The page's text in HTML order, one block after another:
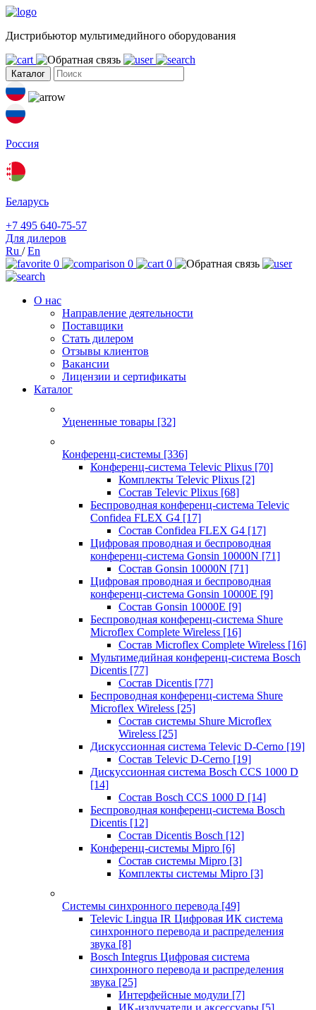
Дистрибьютор мультимедийного оборудования
Каталог
Россия
Беларусь
+7 495 640-75-57
Для дилеров
Ru /En
0
0 0
О нас
Направление деятельности
Поставщики
Стать дилером
Отзывы клиентов
Вакансии
Лицензии и сертификаты
Каталог
Уцененные товары [32]
Конференц-системы [336]
Конференц-система Televic Plixus [70]
Комплекты Televic Plixus [2]
Состав Televic Plixus [68]
Беспроводная конференц-система Televic
Confidea FLEX G4 [17]
Состав Confidea FLEX G4 [17]
Цифровая проводная и беспроводная
конференц-система Gonsin 10000N [71]
Состав Gonsin 10000N [71]
Цифровая проводная и беспроводная
конференц-система Gonsin 10000E [9]
Состав Gonsin 10000E [9]
Беспроводная конференц-система Shure
Microflex Complete Wireless [16]
Состав Microflex Complete Wireless [16]
Мультимедийная конференц-система Bosch
Dicentis [77]
Состав Dicentis [77]
Беспроводная конференц-система Shure
Microflex Wireless [25]
Состав системы Shure Microflex
Wireless [25]
Дискуссионная система Televic D-Cerno [19]
Состав Televic D-Cerno [19]
Дискуссионная система Bosch CCS 1000 D
[14]
Состав Bosch CCS 1000 D [14]
Беспроводная конференц-система Bosch
Dicentis [12]
Состав Dicentis Bosch [12]
Конференц-системы Mipro [6]
Состав системы Mipro [3]
Комплекты системы Mipro [3]
Системы синхронного перевода [49]
Televic Lingua IR Цифровая ИК система
синхронного перевода и распределения
звука [8]
Bosch Integrus Цифровая система
синхронного перевода и распределения
звука [25]
Интерфейсные модули [7]
ИК-излучатели и аксессуары [5]